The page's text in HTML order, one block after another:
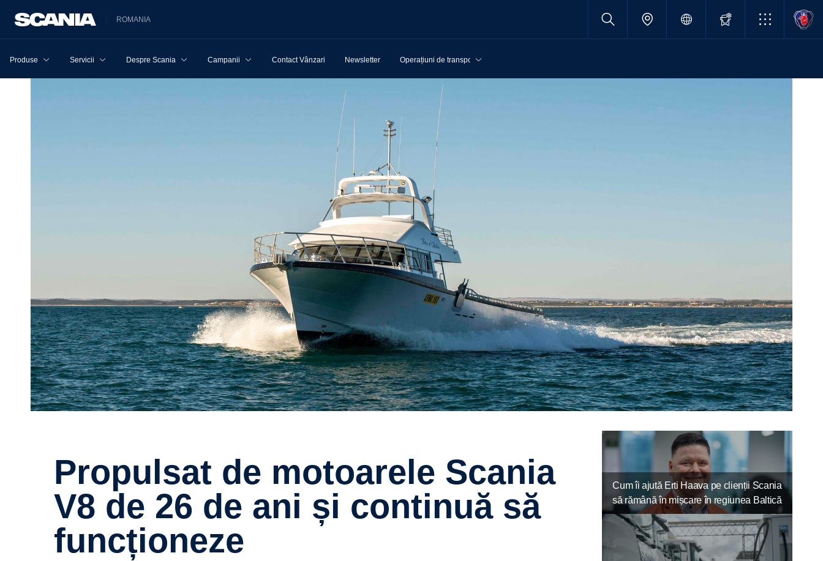
ROMANIA
Produse Servicii Despre Scania Campanii Contact Vânzari Newsletter Operațiuni de transport
Propulsat de motoarele Scania
V8 de 26 de ani și continuă să
funcționeze
Cum îi ajută Erti Haava pe clienții Scania
să rămână în mișcare în regiunea Baltică